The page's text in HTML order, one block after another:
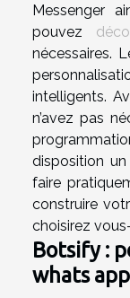
Messenger
pouvez
nécessaires.
intelligents.
n’avez pas
disposition
faire
construire
choisirez
Botsify :
whats app